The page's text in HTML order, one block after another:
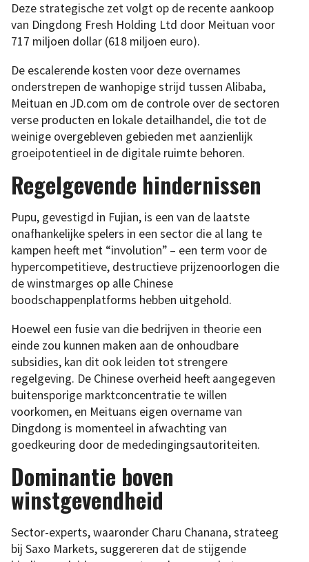
Deze strategische zet volgt op de recente aankoop
van Dingdong Fresh Holding Ltd door Meituan voor
717 miljoen dollar (618 miljoen euro).
De escalerende kosten voor deze overnames
onderstrepen de wanhopige strijd tussen Alibaba,
Meituan en JD.com om de controle over de sectoren
verse producten en lokale detailhandel, die tot de
weinige overgebleven gebieden met aanzienlijk
groeipotentieel in de digitale ruimte behoren.
Regelgevende hindernissen
Pupu, gevestigd in Fujian, is een van de laatste
onafhankelijke spelers in een sector die al lang te
kampen heeft met “involution” – een term voor de
hypercompetitieve, destructieve prijzenoorlogen die
de winstmarges op alle Chinese
boodschappenplatforms hebben uitgehold.
Hoewel een fusie van die bedrijven in theorie een
einde zou kunnen maken aan de onhoudbare
subsidies, kan dit ook leiden tot strengere
regelgeving. De Chinese overheid heeft aangegeven
buitensporige marktconcentratie te willen
voorkomen, en Meituans eigen overname van
Dingdong is momenteel in afwachting van
goedkeuring door de mededingingsautoriteiten.
Dominantie boven
winstgevendheid
Sector-experts, waaronder Charu Chanana, strateeg
bij Saxo Markets, suggereren dat de stijgende